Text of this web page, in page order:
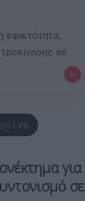
εφικτότητα,
σε
–
Link
για
σε